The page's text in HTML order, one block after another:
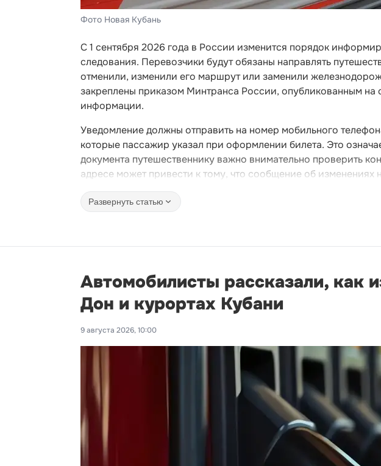
Фото Новая Кубань
С 1 сентября 2026 года в России изменится порядок
следования. Перевозчики будут обязаны направлять
отменили, изменили его маршрут или заменили
закреплены приказом Минтранса России, опубликованным
информации.
Уведомление должны отправить на номер мобильного
которые пассажир указал при оформлении билета. Это
документа путешественнику важно внимательно проверить
адресе может привести к тому, что сообщение об изменениях
Развернуть статью
Автомобилисты рассказали, как
Дон и курортах Кубани
9 августа 2026, 10:00